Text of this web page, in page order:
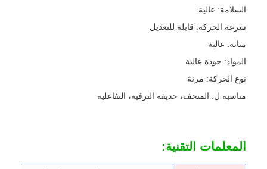
السلامة: عالية
سرعة الحركة: قابلة للتعديل
متانة: عالية
المواد: جودة عالية
نوع الحركة: مرنة
مناسبة ل: المتحف، حديقة الترفيه، التفاعلية
المعلمات التقنية: